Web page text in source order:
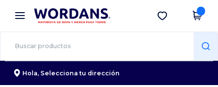
× App de Wordans
¡Mejores precios en app!
Descargar app
Hola, Selecciona tu dirección